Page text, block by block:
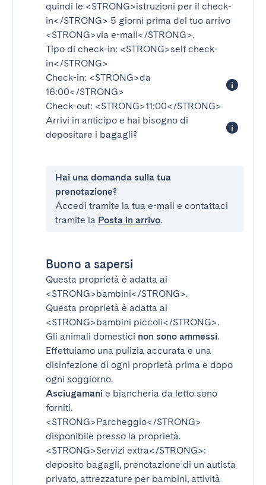
quindi le <STRONG>istruzioni per il check-
in</STRONG> 5 giorni prima del tuo arrivo
<STRONG>via e-mail</STRONG>.
Tipo di check-in: <STRONG>self check-
in</STRONG>
Check-in: <STRONG>da
16:00</STRONG>
Check-out: <STRONG>11:00</STRONG>
Arrivi in anticipo e hai bisogno di
depositare i bagagli?
Hai una domanda sulla tua
prenotazione?
Accedi tramite la tua e-mail e contattaci
tramite la Posta in arrivo.
Buono a sapersi
Questa proprietà è adatta ai
<STRONG>bambini</STRONG>.
Questa proprietà è adatta ai
<STRONG>bambini piccoli</STRONG>.
Gli animali domestici non sono ammessi.
Effettuiamo una pulizia accurata e una
disinfezione di ogni proprietà prima e dopo
ogni soggiorno.
Asciugamani e biancheria da letto sono
forniti.
<STRONG>Parcheggio</STRONG>
disponibile presso la proprietà.
<STRONG>Servizi extra</STRONG>:
deposito bagagli, prenotazione di un autista
privato, attrezzature per bambini, attività